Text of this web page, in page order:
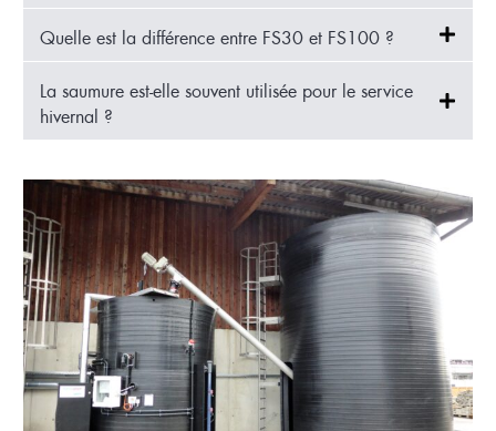
Quelle est la différence entre FS30 et FS100 ?
La saumure est-elle souvent utilisée pour le service
hivernal ?